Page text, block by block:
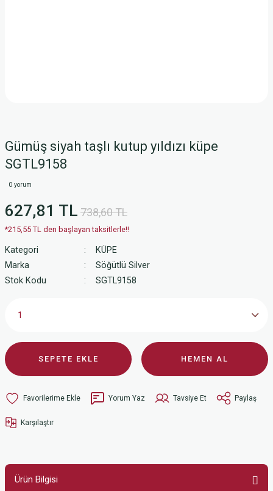
Gümüş siyah taşlı kutup yıldızı küpe
SGTL9158
0 yorum
627,81 TL 738,60 TL
*215,55 TL den başlayan taksitlerle!!
Kategori
KÜPE
Marka
Söğütlü Silver
Stok Kodu
SGTL9158
SEPETE EKLE HEMEN AL
Yorum Yaz Tavsiye Et Paylaş
Karşılaştır
Ürün Bilgisi